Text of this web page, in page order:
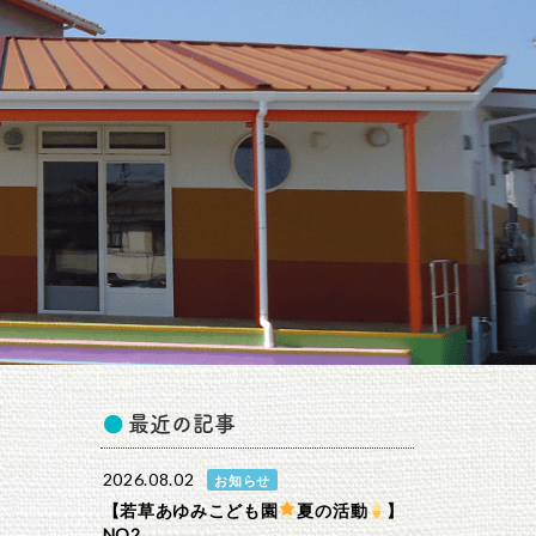
最近の記事
2026.08.02 お知らせ
【若草あゆみこども園 夏の活動
】